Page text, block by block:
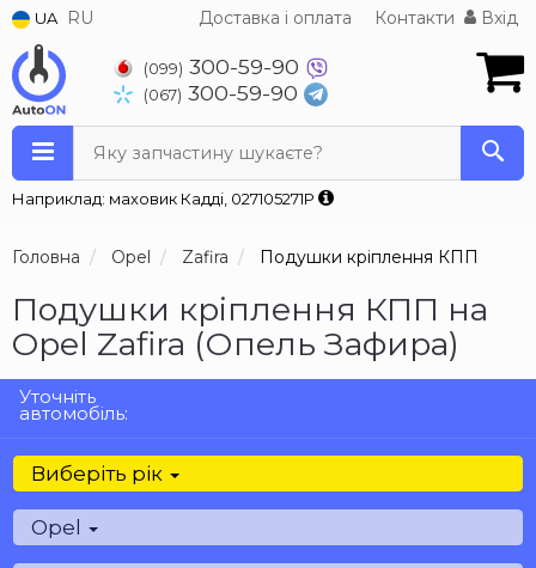
UA RU Доставка і оплата Контакти Вхід
(099) 300-59-90
(067) 300-59-90
Яку запчастину шукаєте?
Наприклад: маховик Кадді, 027105271P
Головна Opel Zafira Подушки кріплення КПП
Подушки кріплення КПП на
Opel Zafira (Опель Зафира)
Уточніть
автомобіль:
Виберіть рік
Opel